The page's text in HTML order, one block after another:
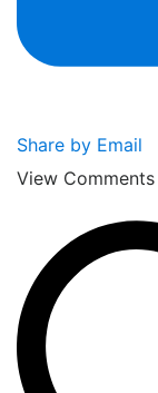
Share by Email
View Comments